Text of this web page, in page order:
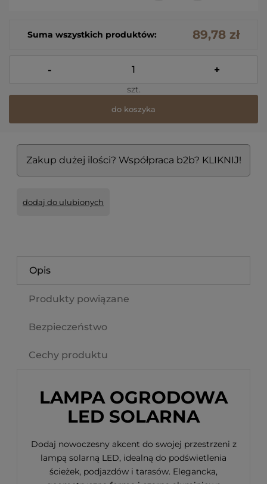
Suma wszystkich produktów: 89,78 zł
- +
szt.
do koszyka
Zakup dużej ilości? Współpraca b2b? KLIKNIJ!
dodaj do ulubionych
Opis
Produkty powiązane
Bezpieczeństwo
Cechy produktu
LAMPA OGRODOWA
LED SOLARNA
Dodaj nowoczesny akcent do swojej przestrzeni z
lampą solarną LED, idealną do podświetlenia
ścieżek, podjazdów i tarasów. Elegancka,